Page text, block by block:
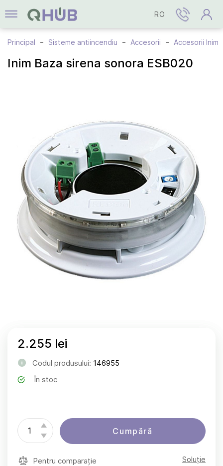
RO
Principal Sisteme antiincendiu Accesorii Accesorii Inim
Inim Baza sirena sonora ESB020
2.255 lei
Codul produsului: 146955
În stoc
Cumpără
Pentru comparație Soluție